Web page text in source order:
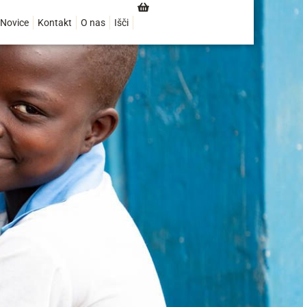
Novice Kontakt O nas Išči